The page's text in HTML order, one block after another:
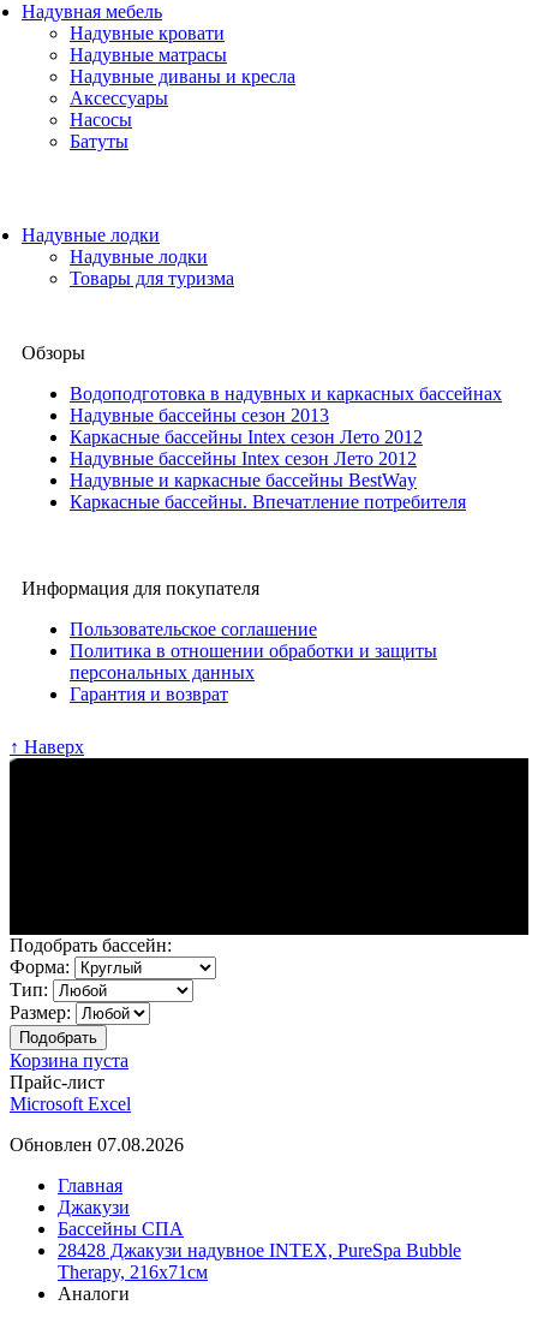
Надувная мебель
Надувные кровати
Надувные матрасы
Надувные диваны и кресла
Аксессуары
Насосы
Батуты
Надувные лодки
Надувные лодки
Товары для туризма
Обзоры
Водоподготовка в надувных и каркасных бассейнах
Надувные бассейны сезон 2013
Каркасные бассейны Intex сезон Лето 2012
Надувные бассейны Intex сезон Лето 2012
Надувные и каркасные бассейны BestWay
Каркасные бассейны. Впечатление потребителя
Информация для покупателя
Пользовательское соглашение
Политика в отношении обработки и защиты
персональных данных
Гарантия и возврат
↑ Наверх
Подобрать бассейн:
Форма:
Тип:
Размер:
Корзина пуста
Прайс-лист
Microsoft Excel
Обновлен 07.08.2026
Главная
Джакузи
Бассейны СПА
28428 Джакузи надувное INTEX, PureSpa Bubble
Therapy, 216х71см
Аналоги